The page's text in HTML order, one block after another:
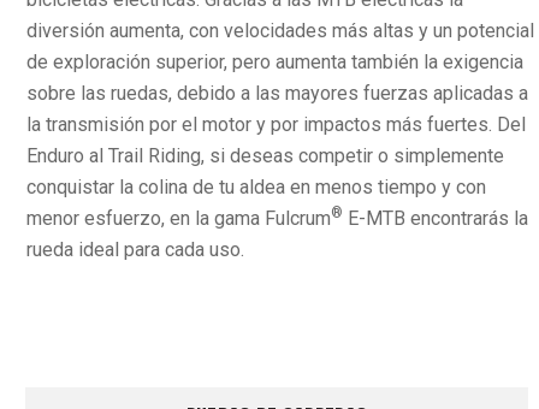
diversión aumenta, con velocidades más altas y un potencial
de exploración superior, pero aumenta también la exigencia
sobre las ruedas, debido a las mayores fuerzas aplicadas a
la transmisión por el motor y por impactos más fuertes. Del
Enduro al Trail Riding, si deseas competir o simplemente
conquistar la colina de tu aldea en menos tiempo y con
menor esfuerzo, en la gama Fulcrum® E-MTB encontrarás la
rueda ideal para cada uso.